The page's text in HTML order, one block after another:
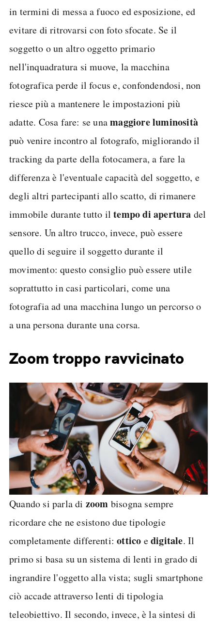
in termini di messa a fuoco ed esposizione, ed
evitare di ritrovarsi con foto sfocate. Se il
soggetto o un altro oggetto primario
nell'inquadratura si muove, la macchina
fotografica perde il focus e, confondendosi, non
riesce più a mantenere le impostazioni più
adatte. Cosa fare: se unamaggiore luminosità
può venire incontro al fotografo, migliorando il
tracking da parte della fotocamera, a fare la
differenza è l'eventuale capacità del soggetto, e
degli altri partecipanti allo scatto, di rimanere
immobile durante tutto iltempo di apertura del
sensore. Un altro trucco, invece, può essere
quello di seguire il soggetto durante il
movimento: questo consiglio può essere utile
soprattutto in casi particolari, come una
fotografia ad una macchina lungo un percorso o
a una persona durante una corsa.
Zoom troppo ravvicinato
Quando si parla di zoom bisogna sempre
ricordare che ne esistono due tipologie
completamente differenti:ottico edigitale. Il
primo si basa su un sistema di lenti in grado di
ingrandire l'oggetto alla vista; sugli smartphone
ciò accade attraverso lenti di tipologia
teleobiettivo. Il secondo, invece, è la sintesi di